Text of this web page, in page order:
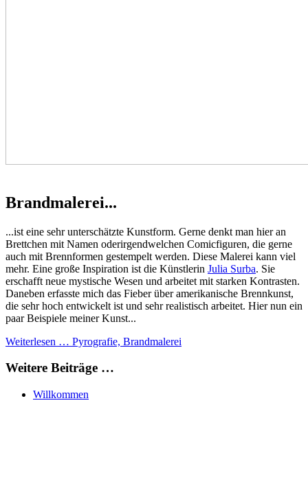
Brandmalerei...
...ist eine sehr unterschätzte Kunstform. Gerne denkt man hier an
Brettchen mit Namen oderirgendwelchen Comicfiguren, die gerne
auch mit Brennformen gestempelt werden. Diese Malerei kann viel
mehr. Eine große Inspiration ist die Künstlerin Julia Surba. Sie
erschafft neue mystische Wesen und arbeitet mit starken Kontrasten.
Daneben erfasste mich das Fieber über amerikanische Brennkunst,
die sehr hoch entwickelt ist und sehr realistisch arbeitet. Hier nun ein
paar Beispiele meiner Kunst...
Weiterlesen … Pyrografie, Brandmalerei
Weitere Beiträge …
Willkommen